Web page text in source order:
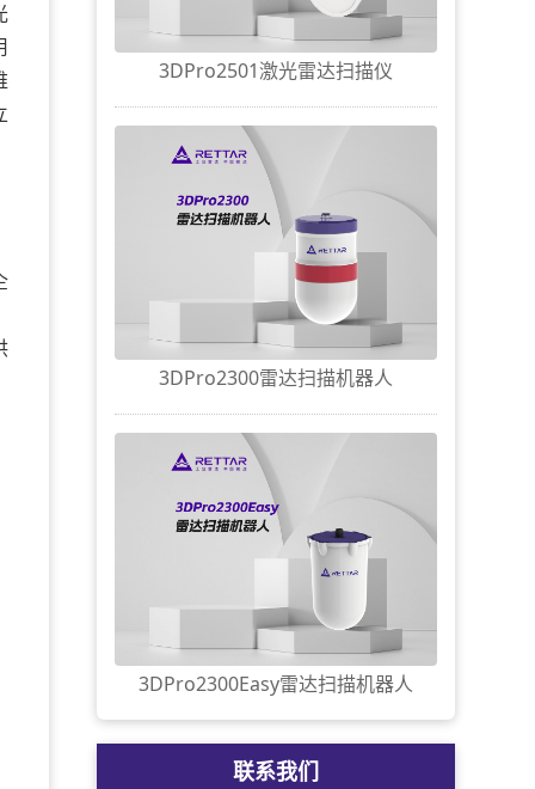
3DPro2501激光雷达扫描仪
3DPro2300雷达扫描机器人
3DPro2300Easy雷达扫描机器人
联系我们